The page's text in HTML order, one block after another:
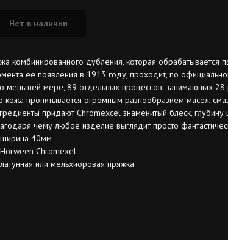
Нет в наличии
комбинированного дубления, которая обрабатывается
ее появления в 1913 году, проходит, по
меньшей мере, 89 отдельных процессов, занимающих 28
кожа пропитывается огромным разнообразием масел,
придают Chromexcel знаменитый блеск, глубину
чему любое изделие выглядит просто
40мм
Chromexel
или мельхиоровая пряжка